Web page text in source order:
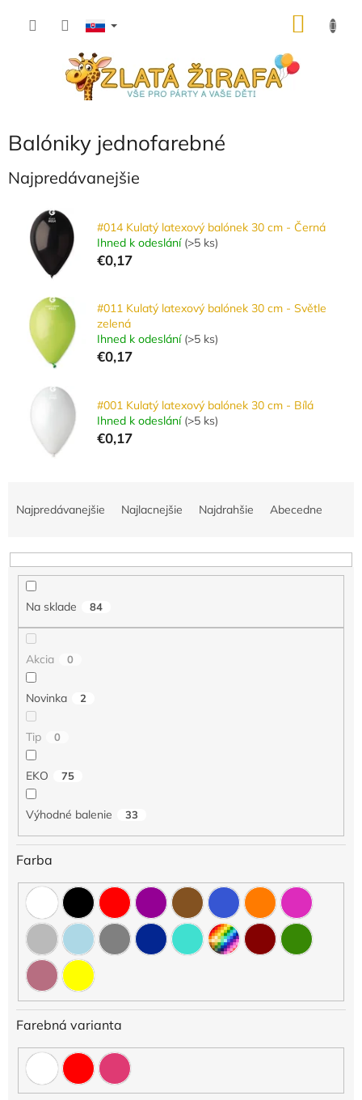
Balóniky jednofarebné
Najpredávanejšie
#014 Kulatý latexový balónek 30 cm - Černá
Ihned k odeslání (>5 ks)
€0,17
#011 Kulatý latexový balónek 30 cm - Světle
zelená
Ihned k odeslání (>5 ks)
€0,17
#001 Kulatý latexový balónek 30 cm - Bílá
Ihned k odeslání (>5 ks)
€0,17
n
Najpredávanejšie Najlacnejšie Najdrahšie Abecedne
Na sklade 84
Akcia 0
Novinka 2
Tip 0
EKO 75
Výhodné balenie 33
Farba
Farebná varianta